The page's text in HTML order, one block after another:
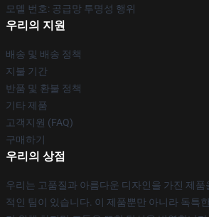
모델 번호: 공급망 투명성 행위
우리의 지원
배송 및 배송 정책
지불 기간
반품 및 환불 정책
기타 제품
고객지원 (FAQ)
구매하기
우리의 상점
우리는 고품질과 아름다운 디자인을 가진 제품
적인 팀이 있습니다. 이 제품뿐만 아니라 독특